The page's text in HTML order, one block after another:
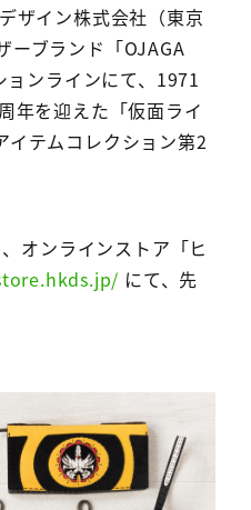
ザイン株式会社（東京
ーブランド「OJAGA
ンラインにて、1971
年を迎えた「仮面ライ
イテムコレクション第2
オンラインストア「ヒ
にて、先